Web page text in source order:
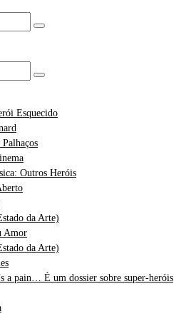
Esquecido
Palhaços
Outros Heróis
da Arte)
Amor
da Arte)
a pain… É um dossier sobre super-heróis